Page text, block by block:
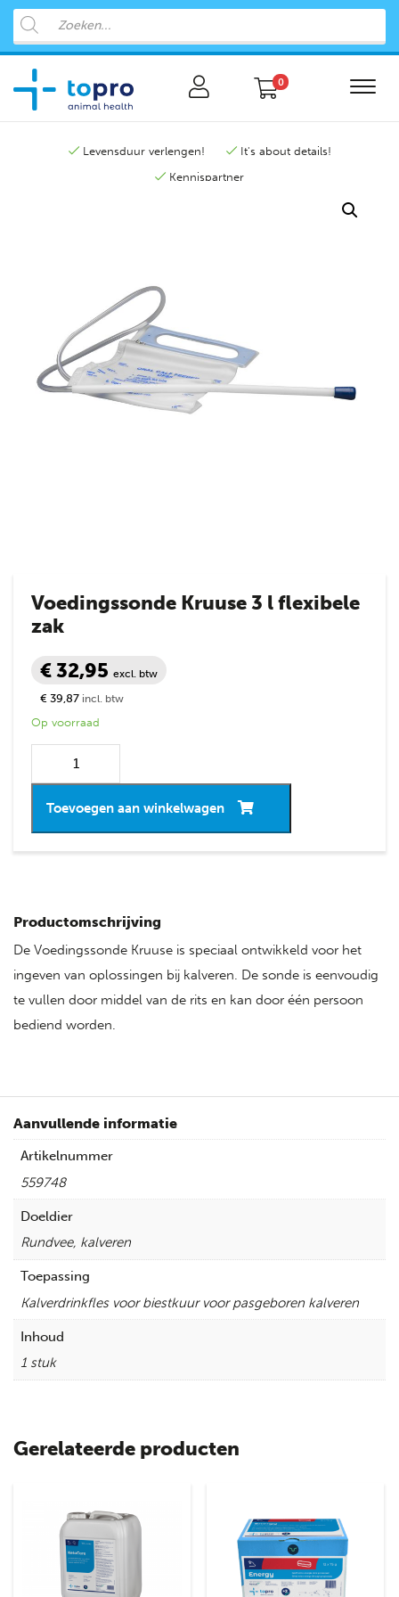
0
Levensduur verlengen!
It's about details!
Kennispartner
Voedingssonde Kruuse 3 l flexibele
zak
€ 32,95 excl. btw
€ 39,87 incl. btw
Op voorraad
Toevoegen aan winkelwagen
Productomschrijving
De Voedingssonde Kruuse is speciaal ontwikkeld voor het
ingeven van oplossingen bij kalveren. De sonde is eenvoudig
te vullen door middel van de rits en kan door één persoon
bediend worden.
Aanvullende informatie
Artikelnummer
559748
Doeldier
Rundvee, kalveren
Toepassing
Kalverdrinkfles voor biestkuur voor pasgeboren kalveren
Inhoud
1 stuk
Gerelateerde producten